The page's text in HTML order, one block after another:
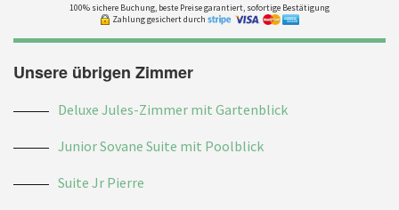
100% sichere Buchung, beste Preise garantiert, sofortige Bestätigung
Zahlung gesichert durch
Unsere übrigen Zimmer
Deluxe Jules-Zimmer mit Gartenblick
Junior Sovane Suite mit Poolblick
Suite Jr Pierre